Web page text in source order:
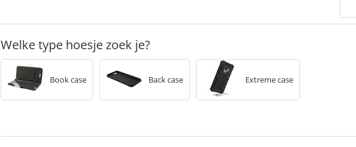
Welke type hoesje zoek je?
Book case Back case Extreme case